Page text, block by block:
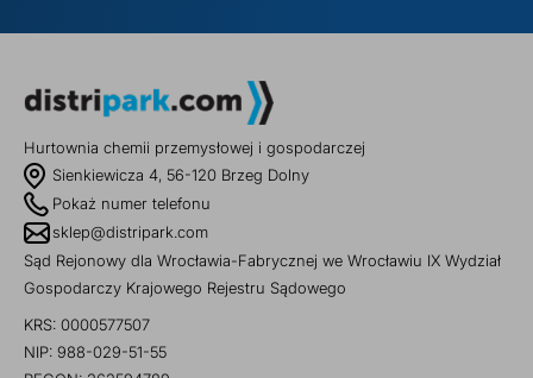
Hurtownia chemii przemysłowej i gospodarczej
Sienkiewicza 4, 56-120 Brzeg Dolny
Pokaż numer telefonu
sklep@distripark.com
Sąd Rejonowy dla Wrocławia-Fabrycznej we Wrocławiu IX Wydział
Gospodarczy Krajowego Rejestru Sądowego
KRS: 0000577507
NIP: 988-029-51-55